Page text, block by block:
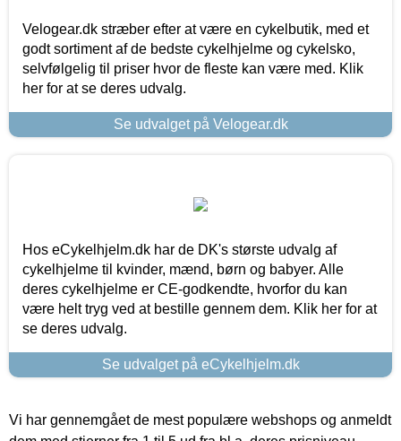
Velogear.dk stræber efter at være en cykelbutik, med et
godt sortiment af de bedste cykelhjelme og cykelsko,
selvfølgelig til priser hvor de fleste kan være med. Klik
her for at se deres udvalg.
Se udvalget på Velogear.dk
Hos eCykelhjelm.dk har de DK's største udvalg af
cykelhjelme til kvinder, mænd, børn og babyer. Alle
deres cykelhjelme er CE-godkendte, hvorfor du kan
være helt tryg ved at bestille gennem dem. Klik her for at
se deres udvalg.
Se udvalget på eCykelhjelm.dk
Vi har gennemgået de mest populære webshops og anmeldt